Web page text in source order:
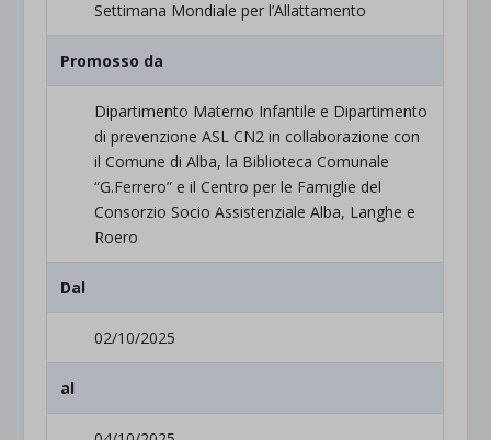
Settimana Mondiale per l’Allattamento
Promosso da
Dipartimento Materno Infantile e Dipartimento
di prevenzione ASL CN2 in collaborazione con
il Comune di Alba, la Biblioteca Comunale
“G.Ferrero” e il Centro per le Famiglie del
Consorzio Socio Assistenziale Alba, Langhe e
Roero
Dal
02/10/2025
al